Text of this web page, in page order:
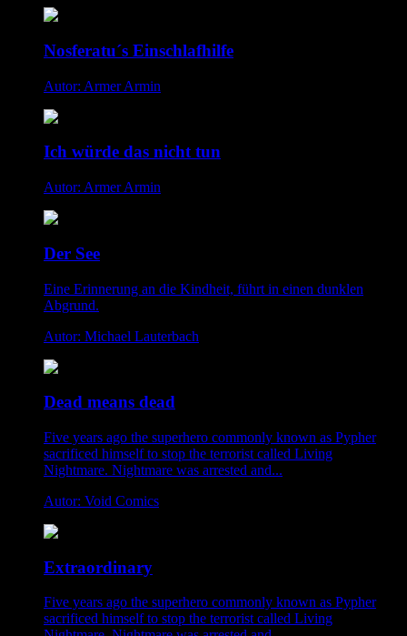
Nosferatu´s Einschlafhilfe
Autor: Armer Armin
Ich würde das nicht tun
Autor: Armer Armin
Der See
Eine Erinnerung an die Kindheit, führt in einen dunklen
Abgrund.
Autor: Michael Lauterbach
Dead means dead
Five years ago the superhero commonly known as Pypher
sacrificed himself to stop the terrorist called Living
Nightmare. Nightmare was arrested and...
Autor: Void Comics
Extraordinary
Five years ago the superhero commonly known as Pypher
sacrificed himself to stop the terrorist called Living